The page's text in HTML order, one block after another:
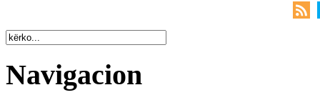
Navigacion